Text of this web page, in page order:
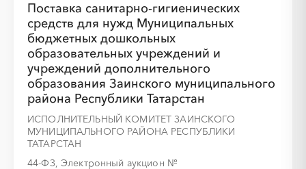
Поставка санитарно-гигиенических
средств для нужд Муниципальных
бюджетных дошкольных
образовательных учреждений и
учреждений дополнительного
образования Заинского муниципального
района Республики Татарстан
ИСПОЛНИТЕЛЬНЫЙ КОМИТЕТ ЗАИНСКОГО
МУНИЦИПАЛЬНОГО РАЙОНА РЕСПУБЛИКИ
ТАТАРСТАН
44-ФЗ, Электронный аукцион №